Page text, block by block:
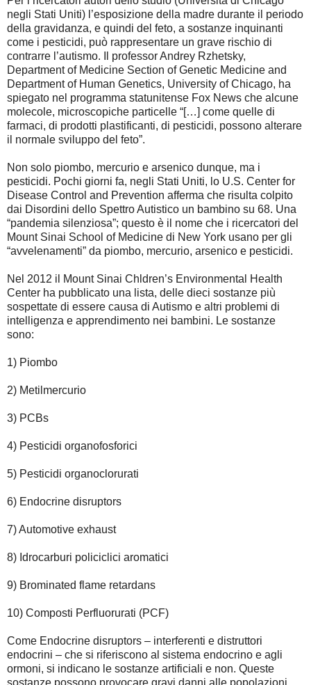
negli Stati Uniti) l’esposizione della madre durante il periodo
della gravidanza, e quindi del feto, a sostanze inquinanti
come i pesticidi, può rappresentare un grave rischio di
contrarre l’autismo. Il professor Andrey Rzhetsky,
Department of Medicine Section of Genetic Medicine and
Department of Human Genetics, University of Chicago, ha
spiegato nel programma statunitense Fox News che alcune
molecole, microscopiche particelle “[…] come quelle di
farmaci, di prodotti plastificanti, di pesticidi, possono alterare
il normale sviluppo del feto”.
Non solo piombo, mercurio e arsenico dunque, ma i
pesticidi. Pochi giorni fa, negli Stati Uniti, lo U.S. Center for
Disease Control and Prevention afferma che risulta colpito
dai Disordini dello Spettro Autistico un bambino su 68. Una
“pandemia silenziosa”; questo è il nome che i ricercatori del
Mount Sinai School of Medicine di New York usano per gli
“avvelenamenti” da piombo, mercurio, arsenico e pesticidi.
Nel 2012 il Mount Sinai Chldren’s Environmental Health
Center ha pubblicato una lista, delle dieci sostanze più
sospettate di essere causa di Autismo e altri problemi di
intelligenza e apprendimento nei bambini. Le sostanze
sono:
1) Piombo
2) Metilmercurio
3) PCBs
4) Pesticidi organofosforici
5) Pesticidi organoclorurati
6) Endocrine disruptors
7) Automotive exhaust
8) Idrocarburi policiclici aromatici
9) Brominated flame retardans
10) Composti Perfluorurati (PCF)
Come Endocrine disruptors – interferenti e distruttori
endocrini – che si riferiscono al sistema endocrino e agli
ormoni, si indicano le sostanze artificiali e non. Queste
sostanze possono provocare gravi danni alle popolazioni